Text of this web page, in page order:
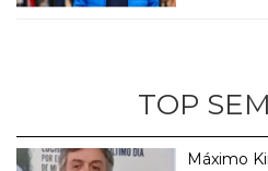
TOP
Máximo